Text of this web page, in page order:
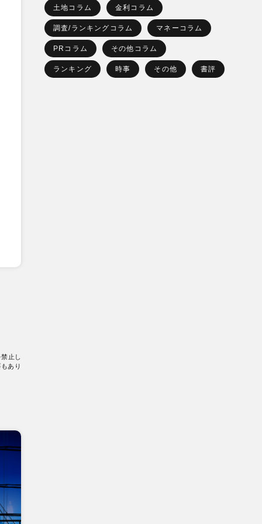
止し
あり
土地コラム 金利コラム
調査/ランキングコラム マネーコラム
PRコラム その他コラム
ランキング 時事 その他 書評